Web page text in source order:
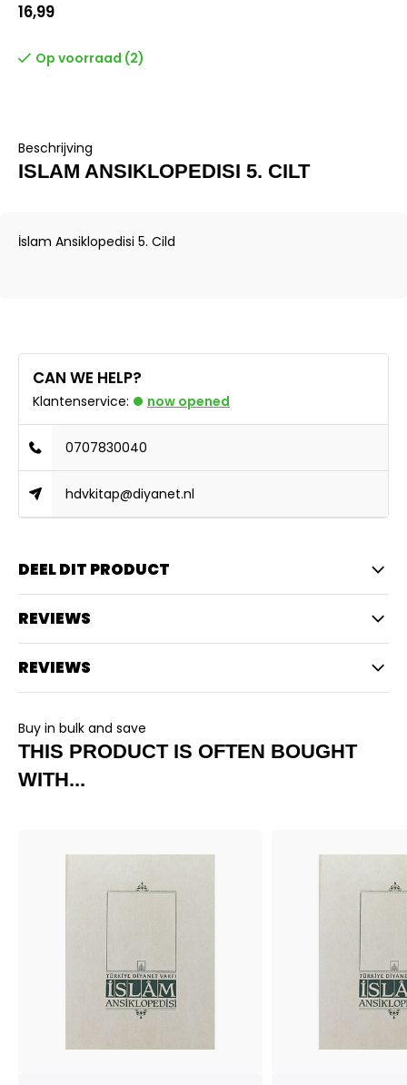
16,99
Op voorraad (2)
Beschrijving
ISLAM ANSIKLOPEDISI 5. CILT
İslam Ansiklopedisi 5. Cild
CAN WE HELP?
Klantenservice: now opened
0707830040
hdvkitap@diyanet.nl
DEEL DIT PRODUCT
REVIEWS
REVIEWS
Buy in bulk and save
THIS PRODUCT IS OFTEN BOUGHT
WITH...